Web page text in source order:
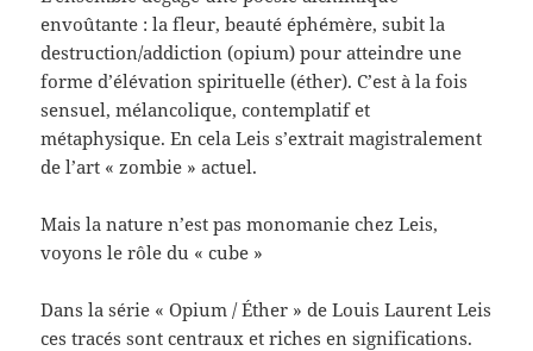
envoûtante : la fleur, beauté éphémère, subit la
destruction/addiction (opium) pour atteindre une
forme d’élévation spirituelle (éther). C’est à la fois
sensuel, mélancolique, contemplatif et
métaphysique. En cela Leis s’extrait magistralement
de l’art « zombie » actuel.
Mais la nature n’est pas monomanie chez Leis,
voyons le rôle du « cube »
Dans la série « Opium / Éther » de Louis Laurent Leis
ces tracés sont centraux et riches en significations.